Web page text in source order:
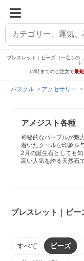
ブレスレット｜ビーズ（一点もの
12時までのご注文で最
パスクル アクセサリー
アメジスト各種
神秘的なパープルが魅
着いたクールな印象を
2月の誕生石としても
高い人気を誇る天然石で
ブレスレット｜ビー
すべて ビーズ